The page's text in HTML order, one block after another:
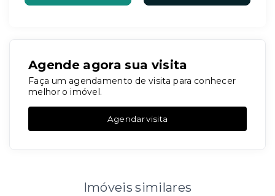
Agende agora sua visita
Faça um agendamento de visita para conhecer
melhor o imóvel.
Agendar visita
Imóveis similares